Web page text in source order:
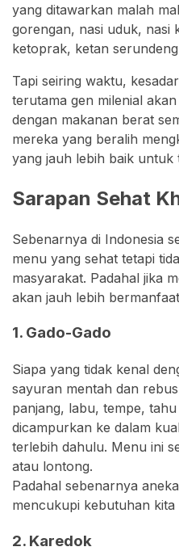
yang ditawarkan malah
gorengan, nasi uduk, nasi
ketoprak, ketan
Tapi seiring waktu,
terutama gen milenial
dengan makanan berat
mereka yang beralih
yang jauh lebih baik untuk
Sarapan Sehat
Sebenarnya di Indonesia
menu yang sehat tetapi
masyarakat. Padahal jika
akan jauh lebih
1. Gado-Gado
Siapa yang tidak kenal
sayuran mentah dan
panjang, labu, tempe,
dicampurkan ke dalam
terlebih dahulu. Menu ini
atau lontong.
Padahal sebenarnya
mencukupi kebutuhan kita
2. Karedok